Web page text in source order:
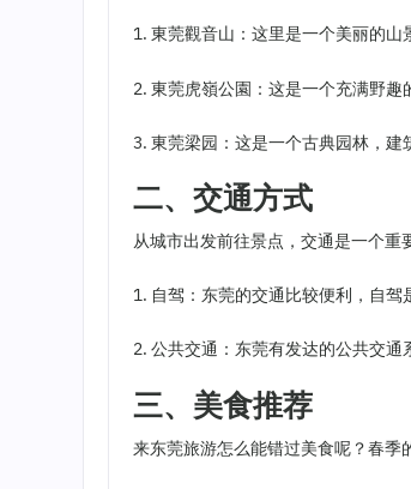
1. 東莞觀音山：这里是一个美丽的山
2. 東莞虎嶺公園：这是一个充满野趣
3. 東莞梁园：这是一个古典园林，建
二、交通方式
从城市出发前往景点，交通是一个重
1. 自驾：东莞的交通比较便利，自驾
2. 公共交通：东莞有发达的公共交通
三、美食推荐
来东莞旅游怎么能错过美食呢？春季